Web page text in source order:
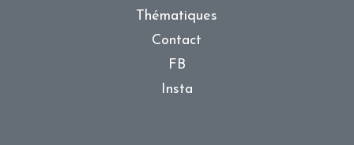
Thématiques
Contact
FB
Insta